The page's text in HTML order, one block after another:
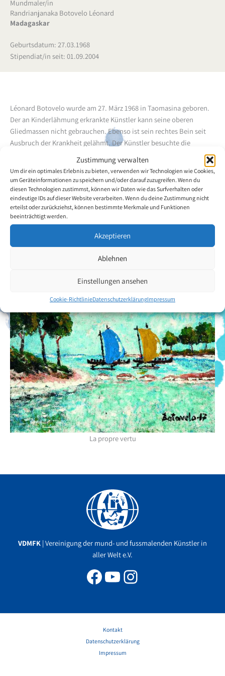
Zustimmung verwalten
Um dir ein optimales Erlebnis zu bieten, verwenden wir Technologien wie Cookies,
um Geräteinformationen zu speichern und/oder darauf zuzugreifen. Wenn du
diesen Technologien zustimmst, können wir Daten wie das Surfverhalten oder
eindeutige IDs auf dieser Website verarbeiten. Wenn du deine Zustimmung nicht
erteilst oder zurückziehst, können bestimmte Merkmale und Funktionen
beeinträchtigt werden.
Akzeptieren
Ablehnen
Einstellungen ansehen
Cookie-RichtlinieDatenschutzerklärungImpressum
Mundmaler/in
Randrianjanaka Botovelo Léonard
Madagaskar
Geburtsdatum: 27.03.1968
Stipendiat/in seit: 01.09.2004
Léonard Botovelo wurde am 27. März 1968 in Taomasina geboren.
Der an Kinderlähmung erkrankte Künstler kann seine oberen
Gliedmassen nicht gebrauchen. Ebenso ist sein rechtes Bein seit
Ausbruch der Krankheit gelähmt. Der Künstler besuchte die
Taomasina. 1998 machte er die ersten Malversuche mit dem Mund.
Er hatte Erfolg dabei und konnte einstweilen an mehreren
Ausstellungen teilnehmen. Der Künstler konnte aufgrund von
Malkursen beachtliche Fortschritte machen.
Zurück zur Künstlerübersicht
La propre vertu
VDMFK | Vereinigung der mund- und fussmalenden Künstler in
aller Welt e.V.
Facebook
YouTube
Instagram
Kontakt
Datenschutzerklärung
Impressum